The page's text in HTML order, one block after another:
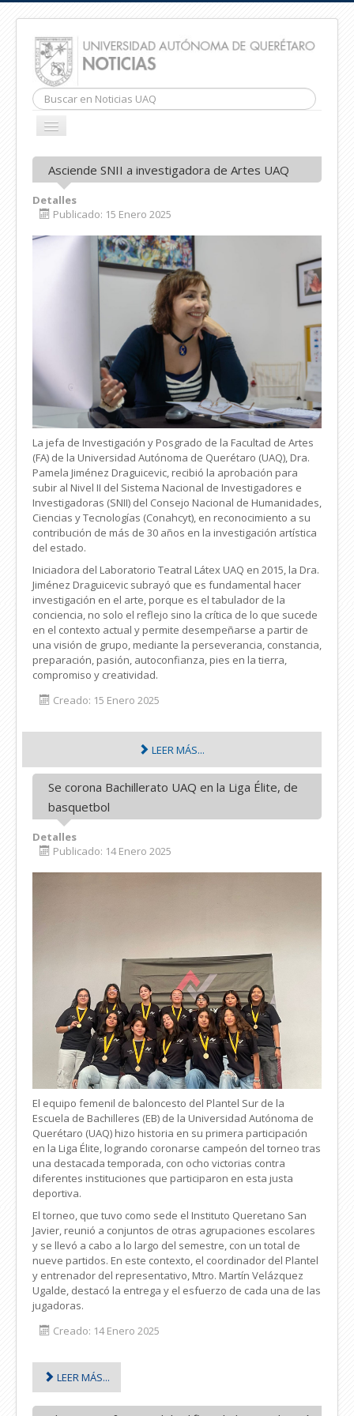
Buscar...
CAMBIAR
INICIO
Asciende SNII a investigadora de Artes UAQ
Detalles
Publicado: 15 Enero 2025
La jefa de Investigación y Posgrado de la Facultad de Artes
(FA) de la Universidad Autónoma de Querétaro (UAQ), Dra.
Pamela Jiménez Draguicevic, recibió la aprobación para
subir al Nivel II del Sistema Nacional de Investigadores e
Investigadoras (SNII) del Consejo Nacional de Humanidades,
Ciencias y Tecnologías (Conahcyt), en reconocimiento a su
contribución de más de 30 años en la investigación artística
del estado.
Iniciadora del Laboratorio Teatral Látex UAQ en 2015, la Dra.
Jiménez Draguicevic subrayó que es fundamental hacer
investigación en el arte, porque es el tabulador de la
conciencia, no solo el reflejo sino la crítica de lo que sucede
en el contexto actual y permite desempeñarse a partir de
una visión de grupo, mediante la perseverancia, constancia,
preparación, pasión, autoconfianza, pies en la tierra,
compromiso y creatividad.
Creado: 15 Enero 2025
LEER MÁS...
Se corona Bachillerato UAQ en la Liga Élite, de
basquetbol
Detalles
Publicado: 14 Enero 2025
El equipo femenil de baloncesto del Plantel Sur de la
Escuela de Bachilleres (EB) de la Universidad Autónoma de
Querétaro (UAQ) hizo historia en su primera participación
en la Liga Élite, logrando coronarse campeón del torneo tras
una destacada temporada, con ocho victorias contra
diferentes instituciones que participaron en esta justa
deportiva.
El torneo, que tuvo como sede el Instituto Queretano San
Javier, reunió a conjuntos de otras agrupaciones escolares
y se llevó a cabo a lo largo del semestre, con un total de
nueve partidos. En este contexto, el coordinador del Plantel
y entrenador del representativo, Mtro. Martín Velázquez
Ugalde, destacó la entrega y el esfuerzo de cada una de las
jugadoras.
Creado: 14 Enero 2025
LEER MÁS...